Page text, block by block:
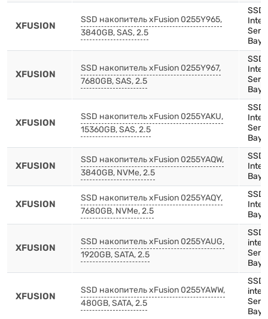
XFUSION
SSD накопитель xFusion 0255Y965,
3840GB, SAS, 2.5
Bay)
XFUSION
SSD накопитель xFusion 0255Y967,
7680GB, SAS, 2.5
Bay)
XFUSION
SSD накопитель xFusion 0255YAKU,
15360GB, SAS, 2.5
Bay)
XFUSION
SSD накопитель xFusion 0255YAQW,
3840GB, NVMe, 2.5
Bay)
XFUSION
SSD накопитель xFusion 0255YAQY,
7680GB, NVMe, 2.5
Bay)
XFUSION
SSD накопитель xFusion 0255YAUG,
1920GB, SATA, 2.5
Bay)
XFUSION
SSD накопитель xFusion 0255YAWW,
480GB, SATA, 2.5
Bay)